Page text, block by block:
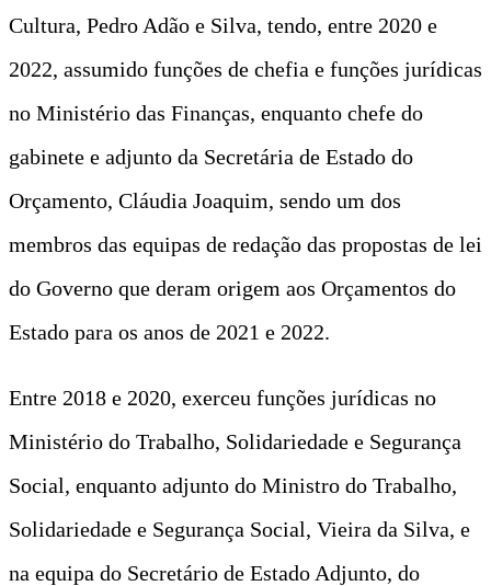
Cultura, Pedro Adão e Silva, tendo, entre 2020 e
2022, assumido funções de chefia e funções jurídicas
no Ministério das Finanças, enquanto chefe do
gabinete e adjunto da Secretária de Estado do
Orçamento, Cláudia Joaquim, sendo um dos
membros das equipas de redação das propostas de lei
do Governo que deram origem aos Orçamentos do
Estado para os anos de 2021 e 2022.
Entre 2018 e 2020, exerceu funções jurídicas no
Ministério do Trabalho, Solidariedade e Segurança
Social, enquanto adjunto do Ministro do Trabalho,
Solidariedade e Segurança Social, Vieira da Silva, e
na equipa do Secretário de Estado Adjunto, do